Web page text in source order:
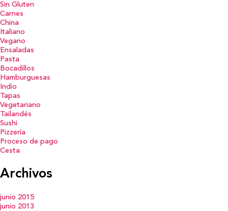
Sin Gluten
Carnes
China
Italiano
Vegano
Ensaladas
Pasta
Bocadillos
Hamburguesas
Indio
Tapas
Vegetariano
Tailandés
Sushi
Pizzería
Proceso de pago
Cesta
Archivos
junio 2015
junio 2013